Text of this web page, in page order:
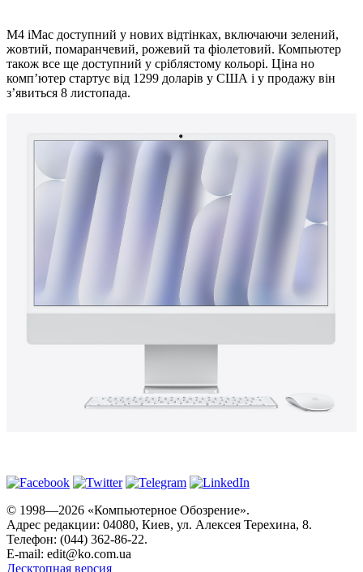
M4 iMac доступний у нових відтінках, включаючи зелений,
жовтий, помаранчевий, рожевий та фіолетовий. Компьютер
також все ще доступний у сріблястому кольорі. Ціна но
компʼютер стартує від 1299 доларів у США і у продажу він
зʼявиться 8 листопада.
© 1998—2026 «Компьютерное Обозрение».
Адрес редакции: 04080, Киев, ул. Алексея Терехина, 8.
Телефон: (044) 362-86-22.
E-mail: edit@ko.com.ua
Десктопная версия